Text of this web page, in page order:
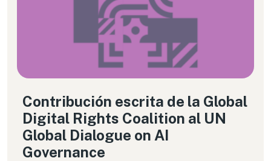
Contribución escrita de la Global
Digital Rights Coalition al UN
Global Dialogue on AI
Governance